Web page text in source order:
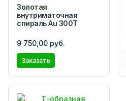
Золотая
внутриматочная
спираль Au 300Т
9 750,00 руб.
Заказать